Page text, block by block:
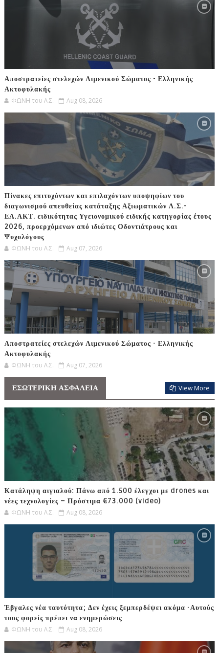
Αποστρατείες στελεχών Λιμενικού Σώματος - Ελληνικής
Ακτοφυλακής
ΦΩΝΗ του Λ.Σ.
Aug 08, 2026
Πίνακες επιτυχόντων και επιλαχόντων υποψηφίων του
διαγωνισμού απευθείας κατάταξης Αξιωματικών Λ.Σ.-
ΕΛ.ΑΚΤ. ειδικότητας Υγειονομικού ειδικής κατηγορίας έτους
2026, προερχόμενων από ιδιώτες Οδοντιάτρους και
Ψυχολόγους
ΦΩΝΗ του Λ.Σ.
Aug 07, 2026
Αποστρατείες στελεχών Λιμενικού Σώματος - Ελληνικής
Ακτοφυλακής
ΦΩΝΗ του Λ.Σ.
Aug 07, 2026
ΕΣΩΤΕΡΙΚΗ ΑΣΦΑΛΕΙΑ View More
Κατάληψη αιγιαλού: Πάνω από 1.500 έλεγχοι με drones και
νέες τεχνολογίες – Πρόστιμα €73.000 (video)
ΦΩΝΗ του Λ.Σ.
Aug 08, 2026
Έβγαλες νέα ταυτότητα; Δεν έχεις ξεμπερδέψει ακόμα -Αυτούς
τους φορείς πρέπει να ενημερώσεις
ΦΩΝΗ του Λ.Σ.
Aug 08, 2026